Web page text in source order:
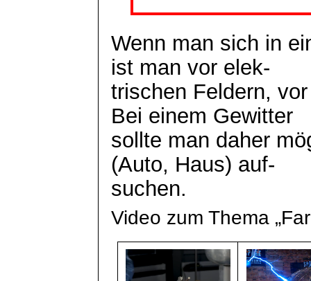
Wenn man sich in
ist man vor elek-
trischen Feldern,
Bei einem Gewitter
sollte man daher
(Auto, Haus) auf-
suchen.
Video zum Thema